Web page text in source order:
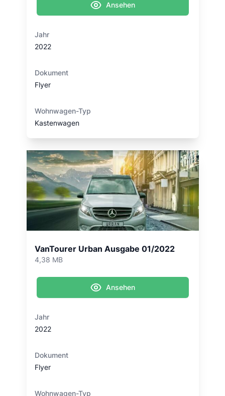
Ansehen
Jahr
2022
Dokument
Flyer
Wohnwagen-Typ
Kastenwagen
VanTourer Urban Ausgabe 01/2022
4,38 MB
Ansehen
Jahr
2022
Dokument
Flyer
Wohnwagen-Typ